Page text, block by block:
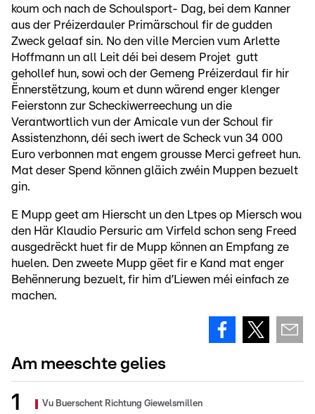
koum och nach de Schoulsport- Dag, bei dem Kanner
aus der Préizerdauler Primärschoul fir de gudden
Zweck gelaaf sin. No den ville Mercien vum Arlette
Hoffmann un all Leit déi bei desem Projet gutt
gehollef hun, sowi och der Gemeng Préizerdaul fir hir
Ënnerstëtzung, koum et dunn wärend enger klenger
Feierstonn zur Scheckiwerreechung un die
Verantwortlich vun der Amicale vun der Schoul fir
Assistenzhonn, déi sech iwert de Scheck vun 34 000
Euro verbonnen mat engem grousse Merci gefreet hun.
Mat deser Spend können gläich zwéin Muppen bezuelt
gin.
E Mupp geet am Hierscht un den Ltpes op Miersch wou
den Här Klaudio Persuric am Virfeld schon seng Freed
ausgedrëckt huet fir de Mupp können an Empfang ze
huelen. Den zweete Mupp gëet fir e Kand mat enger
Behënnerung bezuelt, fir him d’Liewen méi einfach ze
machen.
Am meeschte gelies
Vu Buerschent Richtung Giewelsmillen